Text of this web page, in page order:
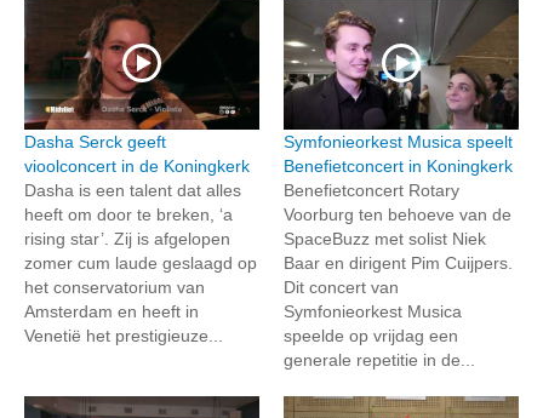
Dasha Serck geeft
vioolconcert in de Koningkerk
Dasha is een talent dat alles
heeft om door te breken, ‘a
rising star’. Zij is afgelopen
zomer cum laude geslaagd op
het conservatorium van
Amsterdam en heeft in
Venetië het prestigieuze...
Symfonieorkest Musica speelt
Benefietconcert in Koningkerk
Benefietconcert Rotary
Voorburg ten behoeve van de
SpaceBuzz met solist Niek
Baar en dirigent Pim Cuijpers.
Dit concert van
Symfonieorkest Musica
speelde op vrijdag een
generale repetitie in de...